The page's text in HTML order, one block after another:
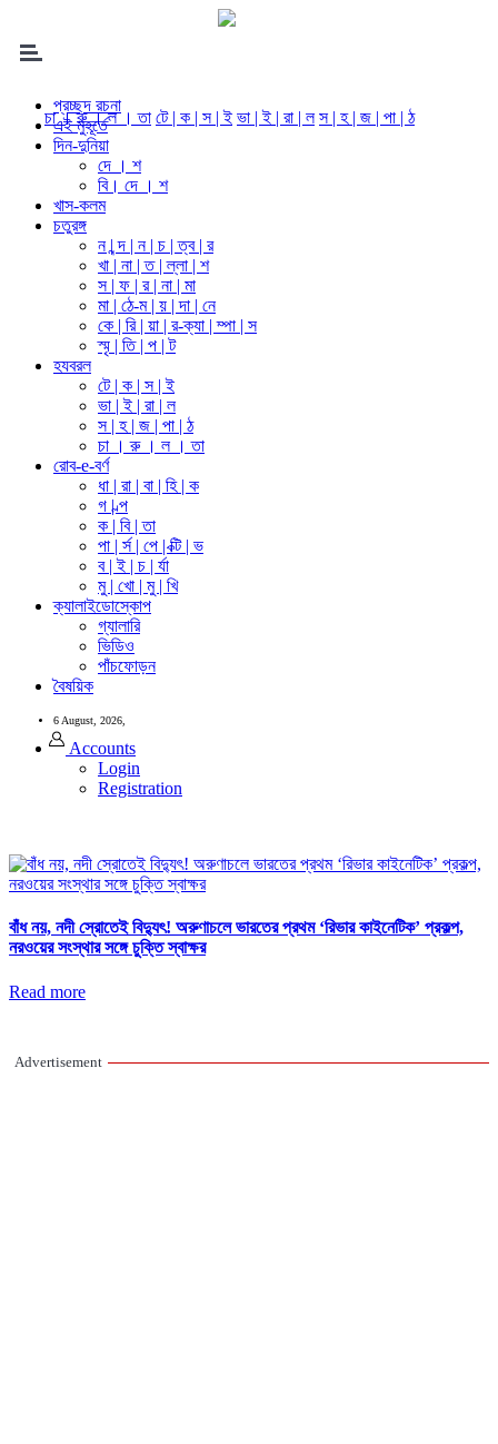
প্রচ্ছদ রচনা
এই মুহূর্তে
দিন-দুনিয়া
দে । শ
বি। দে । শ
খাস-কলম
চতুরঙ্গ
ন | ন্দ | ন | চ | ত্ব | র
খা | না | ত | ল্লা | শ
স | ফ | র | না | মা
মা | ঠে-ম | য় | দা | নে
কে | রি | য়া | র-ক্যা | ম্পা | স
স্মৃ | তি | প | ট
হযবরল
টে | ক | স | ই
ভা | ই | রা | ল
স | হ | জ | পা | ঠ
চা । রু । ল । তা
রোব-e-বর্ণ
ধা | রা | বা | হি | ক
গ | ল্প
ক | বি | তা
পা | র্স | পে | ক্টি | ভ
ব | ই | চ | র্যা
মু | খো | মু | খি
ক্যালাইডোস্কোপ
গ্যালারি
ভিডিও
পাঁচফোড়ন
বৈষয়িক
6 August, 2026,
Accounts
Login
Registration
চা । রু । ল । তা টে | ক | স | ই ভা | ই | রা | ল স | হ | জ | পা | ঠ
বাঁধ নয়, নদী স্রোতেই বিদ্যুৎ! অরুণাচলে ভারতের প্রথম ‘রিভার কাইনেটিক’ প্রকল্প,
নরওয়ের সংস্থার সঙ্গে চুক্তি স্বাক্ষর
Read more
Advertisement